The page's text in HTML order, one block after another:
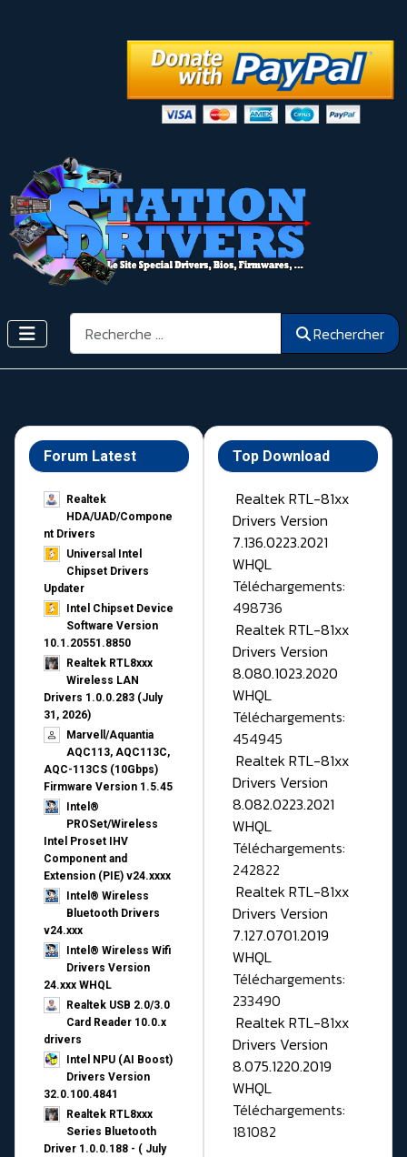
Rechercher Rechercher
Forum Latest
Realtek
HDA/UAD/Compone
nt Drivers
Universal Intel
Chipset Drivers
Updater​
Intel Chipset Device
Software Version
10.1.20551.8850
Realtek RTL8xxx
Wireless LAN
Drivers 1.0.0.283 (July
31, 2026)
Marvell/Aquantia
AQC113, AQC113C,
AQC-113CS (10Gbps)
Firmware Version 1.5.45
Intel®
PROSet/Wireless
Intel Proset IHV
Component and
Extension (PIE) v24.xxxx
Intel® Wireless
Bluetooth Drivers
v24.xxx
Intel® Wireless Wifi
Drivers Version
24.xxx WHQL
Realtek USB 2.0/3.0
Card Reader 10.0.x
drivers
Intel NPU (AI Boost)
Drivers Version
32.0.100.4841
Realtek RTL8xxx
Series Bluetooth
Driver 1.0.0.188 - ( July
Top Download
Realtek RTL-81xx
Drivers Version
7.136.0223.2021
WHQL
Téléchargements:
498736
Realtek RTL-81xx
Drivers Version
8.080.1023.2020
WHQL
Téléchargements:
454945
Realtek RTL-81xx
Drivers Version
8.082.0223.2021
WHQL
Téléchargements:
242822
Realtek RTL-81xx
Drivers Version
7.127.0701.2019
WHQL
Téléchargements:
233490
Realtek RTL-81xx
Drivers Version
8.075.1220.2019
WHQL
Téléchargements:
181082